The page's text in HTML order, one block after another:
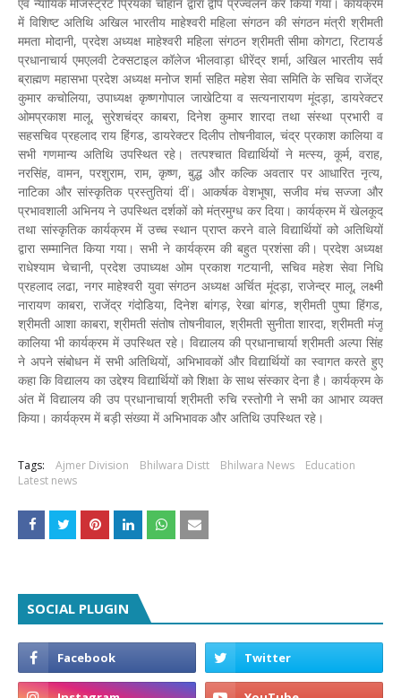
में विशिष्ट अतिथि अखिल भारतीय माहेश्वरी महिला संगठन की संगठन मंत्री श्रीमती
ममता मोदानी, प्रदेश अध्यक्ष माहेश्वरी महिला संगठन श्रीमती सीमा कोगटा, रिटायर्ड
प्रधानाचार्य एमएलवी टेक्सटाइल कॉलेज भीलवाड़ा धीरेंद्र शर्मा, अखिल भारतीय सर्व
ब्राह्मण महासभा प्रदेश अध्यक्ष मनोज शर्मा सहित महेश सेवा समिति के सचिव राजेंद्र
कुमार कचोलिया, उपाध्यक्ष कृष्णगोपाल जाखेटिया व सत्यनारायण मूंदड़ा, डायरेक्टर
ओमप्रकाश मालू, सुरेशचंद्र काबरा, दिनेश कुमार शारदा तथा संस्था प्रभारी व
सहसचिव प्रहलाद राय हिंगड, डायरेक्टर दिलीप तोषनीवाल, चंद्र प्रकाश कालिया व
सभी गणमान्य अतिथि उपस्थित रहे। तत्पश्चात विद्यार्थियों ने मत्स्य, कूर्म, वराह,
नरसिंह, वामन, परशुराम, राम, कृष्ण, बुद्ध और कल्कि अवतार पर आधारित नृत्य,
नाटिका और सांस्कृतिक प्रस्तुतियां दीं। आकर्षक वेशभूषा, सजीव मंच सज्जा और
प्रभावशाली अभिनय ने उपस्थित दर्शकों को मंत्रमुग्ध कर दिया। कार्यक्रम में खेलकूद
तथा सांस्कृतिक कार्यक्रम में उच्च स्थान प्राप्त करने वाले विद्यार्थियों को अतिथियों
द्वारा सम्मानित किया गया। सभी ने कार्यक्रम की बहुत प्रशंसा की। प्रदेश अध्यक्ष
राधेश्याम चेचानी, प्रदेश उपाध्यक्ष ओम प्रकाश गटयानी, सचिव महेश सेवा निधि
प्रहलाद लढा, नगर माहेश्वरी युवा संगठन अध्यक्ष अर्चित मूंदड़ा, राजेन्द्र मालू, लक्ष्मी
नारायण काबरा, राजेंद्र गंदोडिया, दिनेश बांगड़, रेखा बांगड, श्रीमती पुष्पा हिंगड,
श्रीमती आशा काबरा, श्रीमती संतोष तोषनीवाल, श्रीमती सुनीता शारदा, श्रीमती मंजू
कालिया भी कार्यक्रम में उपस्थित रहे। विद्यालय की प्रधानाचार्या श्रीमती अल्पा सिंह
ने अपने संबोधन में सभी अतिथियों, अभिभावकों और विद्यार्थियों का स्वागत करते हुए
कहा कि विद्यालय का उद्देश्य विद्यार्थियों को शिक्षा के साथ संस्कार देना है। कार्यक्रम के
अंत में विद्यालय की उप प्रधानाचार्या श्रीमती रुचि रस्तोगी ने सभी का आभार व्यक्त
किया। कार्यक्रम में बड़ी संख्या में अभिभावक और अतिथि उपस्थित रहे।
Tags: Ajmer Division Bhilwara Distt Bhilwara News
Education
Latest news
SOCIAL PLUGIN